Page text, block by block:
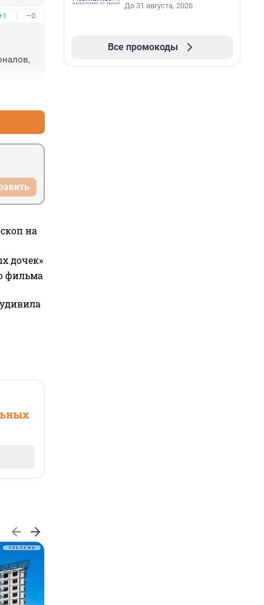
–0
на
дочек»
фильма
До 31 августа, 2026
Все промокоды